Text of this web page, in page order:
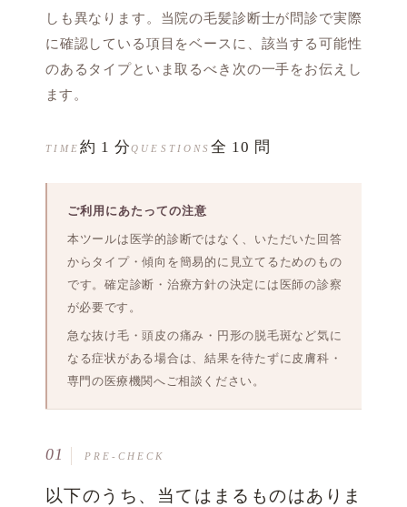
しも異なります。当院の毛髪診断士が問診で実際
に確認している項目をベースに、該当する可能性
のあるタイプといま取るべき次の一手をお伝えし
ます。
TIME約 1 分QUESTIONS 全 10 問
ご利用にあたっての注意
本ツールは医学的診断ではなく、いただいた回答
からタイプ・傾向を簡易的に見立てるためのもの
です。確定診断・治療方針の決定には医師の診察
が必要です。
急な抜け毛・頭皮の痛み・円形の脱毛斑など気に
なる症状がある場合は、結果を待たずに皮膚科・
専門の医療機関へご相談ください。
01 PRE-CHECK
以下のうち、当てはまるものはありま